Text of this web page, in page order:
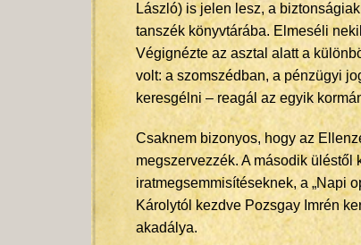
László) is jelen lesz, a
tanszék könyvtárába. Elmeséli
Végignézte az asztal alatt a
volt: a szomszédban, a pénzügyi
keresgélni – reagál az egyik
Csaknem bizonyos, hogy az
megszervezzék. A második
iratmegsemmisítéseknek, a „Napi
Károlytól kezdve Pozsgay Imrén
akadálya.